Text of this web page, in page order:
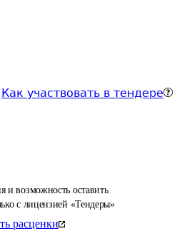
Как участвовать в тендере
и возможность оставить
с лицензией «Тендеры»
расценки